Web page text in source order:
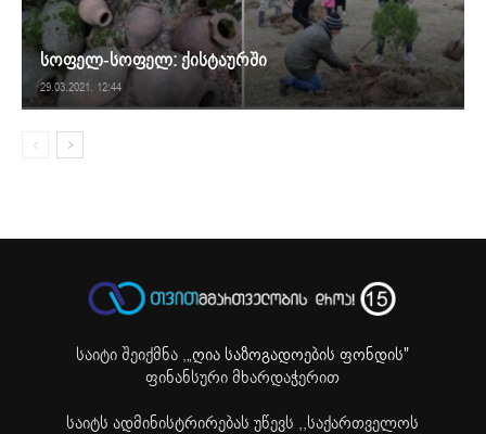
სოფელ-სოფელ: ქისტაურში
29.03.2021. 12:44
საიტი შეიქმნა ,„ღია საზოგადოების ფონდის"
ფინანსური მხარდაჭერით
საიტს ადმინისტრირებას უწევს ,,საქართველოს